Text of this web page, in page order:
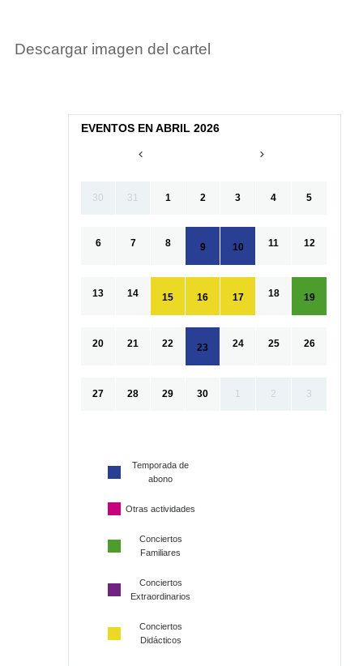
Descargar imagen del cartel
EVENTOS EN ABRIL 2026
30 31 1 2 3 4 5
6 7 8 9 10 11 12
13 14 15 16 17 18 19
20 21 22 23 24 25 26
27 28 29 30 1 2 3
Temporada de
abono
Otras actividades
Conciertos
Familiares
Conciertos
Extraordinarios
Conciertos
Didácticos